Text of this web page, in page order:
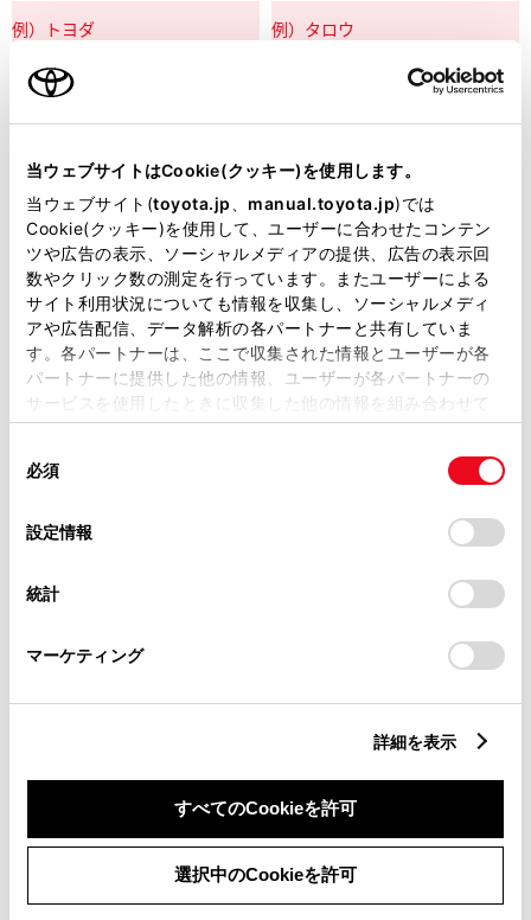
当ウェブサイトはCookie(クッキー)を使用します。
当ウェブサイト(toyota.jp manual.toyota.jp)では
Cookie(クッキー)を使用して、ユーザーに合わせたコンテン
ツや広告の表示、ソーシャルメディアの提供、広告の表示回
数やクリック数の測定を行っています。またユーザーによる
サイト利用状況についても情報を収集し、ソーシャルメディ
アや広告配信、データ解析の各パートナーと共有していま
す。各パートナーは、ここで収集された情報とユーザーが各
パートナーに提供した他の情報、ユーザーが各パートナーの
サービスを使用したときに収集した他の情報を組み合わせて
使用することがあります。当ウェブサイトの使用を続行する
デバイスにすべてのCookie(クッキー)が保存されることに同
意したことになります。Cookie(クッキー)のオプトアウト、
設定の変更、同意を撤回したりするにあたっては、当社の
「Cookie（クッキー）情報の取り扱いについて
」をご覧くだ
必須
設定情報
統計
マーケティング
詳細を表示
すべてのCookieを許可
選択中のCookieを許可
郵便番号
住所自動入力
必須 都道府県
市区町村名
メールアドレス